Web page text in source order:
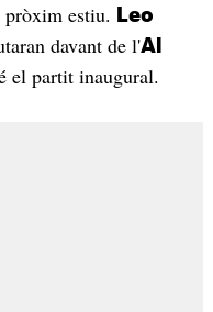
estiu.
Leo
davant de l'Al
el partit inaugural.